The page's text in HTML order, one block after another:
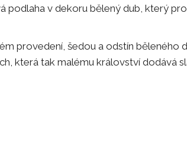
podlaha v dekoru bělený dub, který
provedení, šedou a odstín běleného
která tak malému království dodává